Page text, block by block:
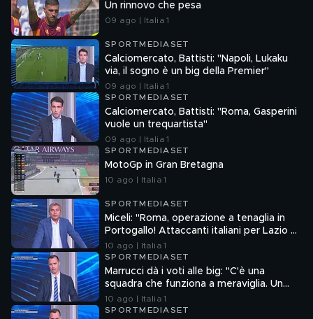
Un rinnovo che pesa
09 ago | Italia 1
SPORTMEDIASET
Calciomercato, Battisti: "Napoli, Lukaku
via, il sogno è un big della Premier"
09 ago | Italia 1
SPORTMEDIASET
Calciomercato, Battisti: "Roma, Gasperini
vuole un trequartista"
09 ago | Italia 1
SPORTMEDIASET
MotoGp in Gran Bretagna
10 ago | Italia 1
SPORTMEDIASET
Miceli: "Roma, operazione a tenaglia in
Portogallo! Attaccanti italiani per Lazio e
Bologna, ma attenzione a Seba Esposito"
10 ago | Italia 1
SPORTMEDIASET
Marrucci dà i voti alle big: "C'è una
squadra che funziona a meraviglia. Un
allenatore ha iniziato malissimo"
10 ago | Italia 1
SPORTMEDIASET